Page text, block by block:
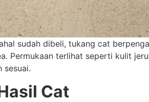
sudah dibeli, tukang cat
Permukaan terlihat seperti kulit
sesuai.
Cat